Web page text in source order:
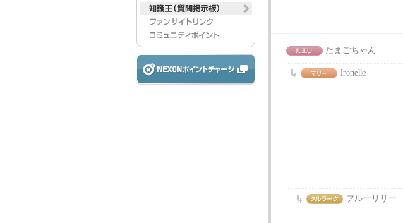
たまごちゃん
Ironelle
ブルーリリー